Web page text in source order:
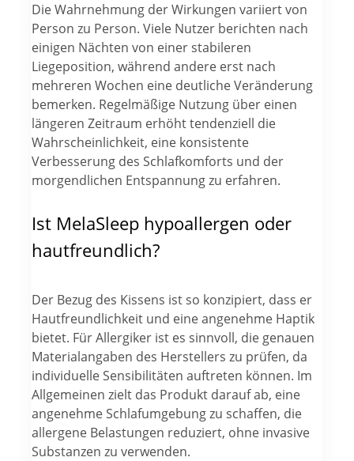
Die Wahrnehmung der Wirkungen variiert von
Person zu Person. Viele Nutzer berichten nach
einigen Nächten von einer stabileren
Liegeposition, während andere erst nach
mehreren Wochen eine deutliche Veränderung
bemerken. Regelmäßige Nutzung über einen
längeren Zeitraum erhöht tendenziell die
Wahrscheinlichkeit, eine konsistente
Verbesserung des Schlafkomforts und der
morgendlichen Entspannung zu erfahren.
Ist MelaSleep hypoallergen oder
hautfreundlich?
Der Bezug des Kissens ist so konzipiert, dass er
Hautfreundlichkeit und eine angenehme Haptik
bietet. Für Allergiker ist es sinnvoll, die genauen
Materialangaben des Herstellers zu prüfen, da
individuelle Sensibilitäten auftreten können. Im
Allgemeinen zielt das Produkt darauf ab, eine
angenehme Schlafumgebung zu schaffen, die
allergene Belastungen reduziert, ohne invasive
Substanzen zu verwenden.